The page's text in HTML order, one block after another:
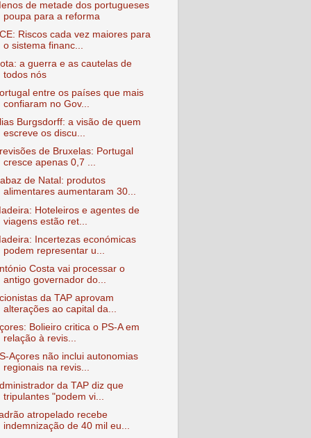
de metade dos portugueses
poupa para a reforma
Riscos cada vez maiores para
o sistema financ...
a guerra e as cautelas de
todos nós
entre os países que mais
confiaram no Gov...
Burgsdorff: a visão de quem
escreve os discu...
de Bruxelas: Portugal
cresce apenas 0,7 ...
de Natal: produtos
alimentares aumentaram 30...
Hoteleiros e agentes de
viagens estão ret...
Incertezas económicas
podem representar u...
Costa vai processar o
antigo governador do...
da TAP aprovam
alterações ao capital da...
Bolieiro critica o PS-A em
relação à revis...
Açores não inclui autonomias
regionais na revis...
da TAP diz que
tripulantes "podem vi...
atropelado recebe
indemnização de 40 mil eu...